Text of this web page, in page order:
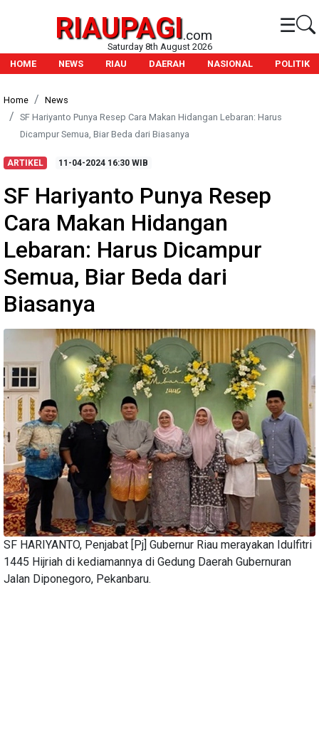
RIAUPAGI.com ☰
Saturday 8th August 2026
HOME
NEWS RIAU DAERAH NASIONAL POLITIK
Home
News
SF Hariyanto Punya Resep Cara Makan Hidangan Lebaran: Harus
Dicampur Semua, Biar Beda dari Biasanya
ARTIKEL 11-04-2024 16:30 WIB
SF Hariyanto Punya Resep
Cara Makan Hidangan
Lebaran: Harus Dicampur
Semua, Biar Beda dari
Biasanya
SF HARIYANTO, Penjabat [Pj] Gubernur Riau merayakan Idulfitri
1445 Hijriah di kediamannya di Gedung Daerah Gubernuran
Jalan Diponegoro, Pekanbaru.